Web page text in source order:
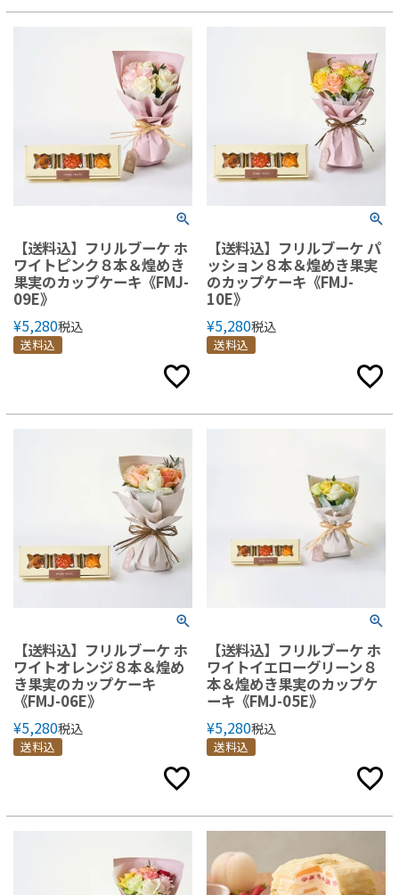
【送料込】フリルブーケ ホ
ワイトピンク８本＆煌めき
果実のカップケーキ《FMJ-
09E》
¥5,280税込
送料込
【送料込】フリルブーケ パ
ッション８本＆煌めき果実
のカップケーキ《FMJ-
10E》
¥5,280税込
送料込
【送料込】フリルブーケ ホ
ワイトオレンジ８本＆煌め
き果実のカップケーキ
《FMJ-06E》
¥5,280税込
送料込
【送料込】フリルブーケ ホ
ワイトイエローグリーン８
本＆煌めき果実のカップケ
ーキ《FMJ-05E》
¥5,280税込
送料込